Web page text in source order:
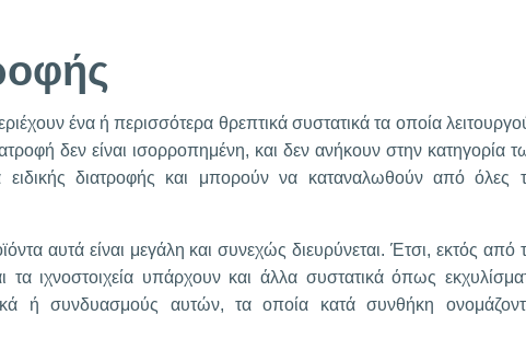
ένα ή περισσότερα θρεπτικά συστατικά τα οποία
δεν είναι ισορροπημένη, και δεν ανήκουν στην κατηγορία
διατροφής και μπορούν να καταναλωθούν από όλες
αυτά είναι μεγάλη και συνεχώς διευρύνεται. Έτσι, εκτός από
τα ιχνοστοιχεία υπάρχουν και άλλα συστατικά όπως
ή συνδυασμούς αυτών, τα οποία κατά συνθήκη